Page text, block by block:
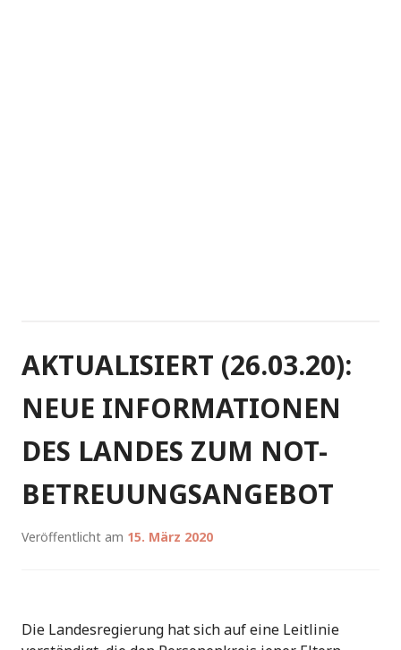
AKTUALISIERT (26.03.20):
NEUE INFORMATIONEN
DES LANDES ZUM NOT-
BETREUUNGSANGEBOT
Veröffentlicht am 15. März 2020
Die Landesregierung hat sich auf eine Leitlinie